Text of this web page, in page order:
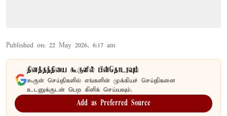
Published on: 22 May 2026, 6:17 am
தினத்தந்தியை கூகுளில் பின்தொடரவும்
கூகுள் செய்திகளில் எங்களின் முக்கியச் செய்திகளை
உடனுக்குடன் பெற கிளிக் செய்யவும்.
Add as Preferred Source